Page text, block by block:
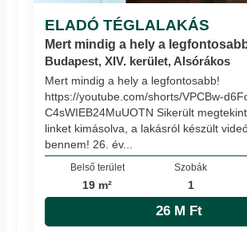
ELADÓ TÉGLALAKÁS
Mert mindig a hely a
Budapest, XIV. kerület, Alsórákos
Mert mindig a hely a legfontosabb!
https://youtube.com/shorts/VPCBw-
C4sWIEB24MuUOTN Sikerült
linket kimásolva, a lakásról készült
bennem! 26. év...
Belső terület
19 m²
Szobák
1
26 M Ft